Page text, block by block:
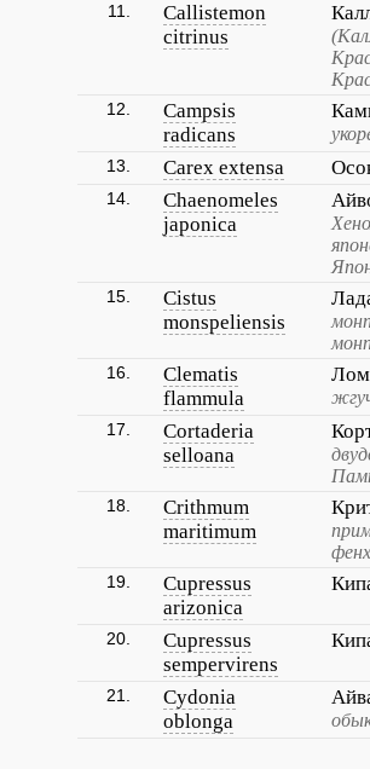
11.
Callistemon
citrinus
12.
Campsis
radicans
13. Carex extensa
14.
Chaenomeles
japonica
15.
Cistus
monspeliensis
16.
Clematis
flammula
17.
Cortaderia
selloana
18.
Crithmum
maritimum
19.
Cupressus
arizonica
20.
Cupressus
sempervirens
21.
Cydonia
oblonga